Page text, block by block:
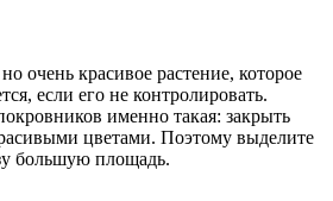
очень красивое растение, которое
если его не контролировать.
именно такая: закрыть
цветами. Поэтому выделите
большую площадь.